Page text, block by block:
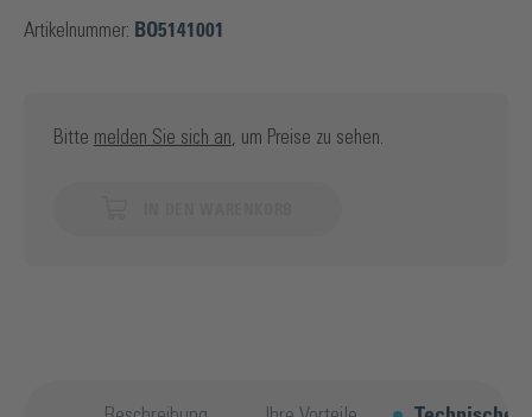
Artikelnummer: BO5141001
Bitte melden Sie sich an , um Preise zu sehen.